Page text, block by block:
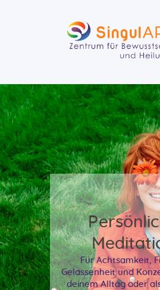
Ausbildung Seminare
Heilung Beratung
Heilmethoden
Agenda
Blog
Kontakt
Shop
Für Achtsamkeit,
Gelassenheit und
deinem Alltag oder